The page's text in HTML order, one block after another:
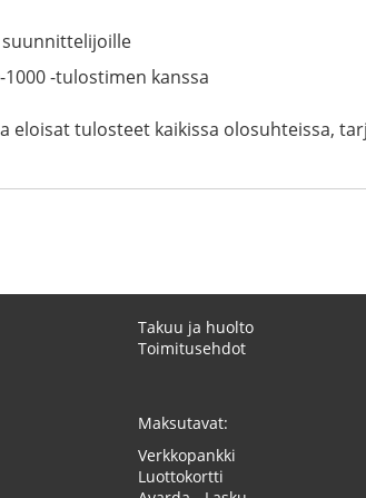
suunnittelijoille
1000 -tulostimen kanssa
eloisat tulosteet kaikissa olosuhteissa,
Takuu ja huolto
Toimitusehdot
Maksutavat:
Verkkopankki
Luottokortti